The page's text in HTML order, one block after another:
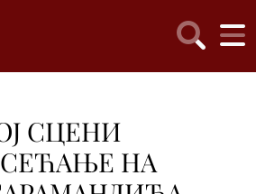
СЦЕНИ
НА